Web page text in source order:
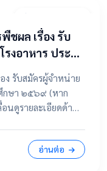
ชผล เรื่อง รับ
งอาหาร ประจำ
ง รับสมัครผู้จำหน่าย
๒๕๖๙ (หาก
อนดูรายละเอียดด้าน
อ่านต่อ